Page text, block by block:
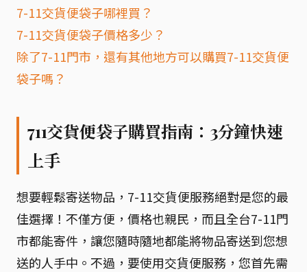
7-11交貨便袋子哪裡買？
7-11交貨便袋子價格多少？
除了7-11門市，還有其他地方可以購買7-11交貨便
袋子嗎？
711交貨便袋子購買指南：3分鐘快速
上手
想要輕鬆寄送物品，7-11交貨便服務絕對是您的最
佳選擇！不僅方便，價格也親民，而且全台7-11門
市都能寄件，讓您隨時隨地都能將物品寄送到您想
送的人手中。不過，要使用交貨便服務，您首先需